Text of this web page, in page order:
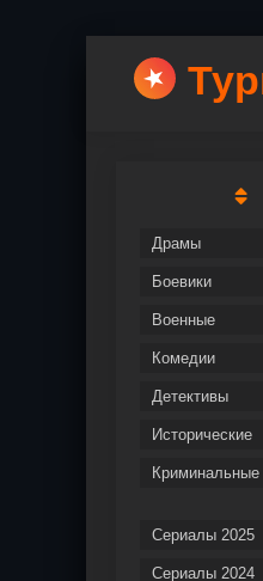
Драмы
Боевики
Военные
Комедии
Детективы
Исторические
Криминальные
Сериалы 2025
Сериалы 2024